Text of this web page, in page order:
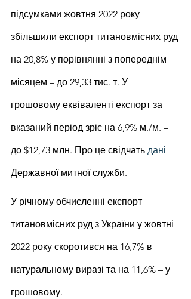
підсумками жовтня 2022 року
збільшили експорт титановмісних руд
на 20,8% у порівнянні з попереднім
місяцем – до 29,33 тис. т. У
грошовому еквіваленті експорт за
вказаний період зріс на 6,9% м./м. –
до $12,73 млн. Про це свідчать дані
Державної митної служби.
У річному обчисленні експорт
титановмісних руд з України у жовтні
2022 року скоротився на 16,7% в
натуральному виразі та на 11,6% – у
грошовому.